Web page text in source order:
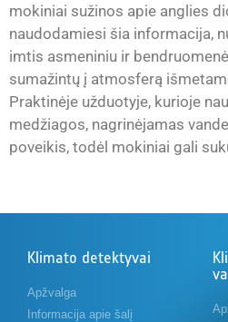
mokiniai sužinos apie anglies
naudodamiesi šia informacija,
imtis asmeniniu ir
sumažintų į atmosferą
Praktinėje užduotyje, kurioje
medžiagos, nagrinėjamas
poveikis, todėl mokiniai gali
Klimato detektyvai
Apžvalga
Informacija apie šalį